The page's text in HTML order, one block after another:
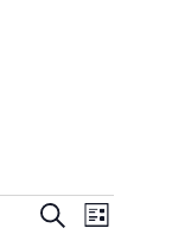
SucheListe